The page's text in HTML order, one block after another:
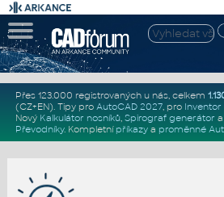
Přes 123.000 registrovaných u nás, celkem
(CZ+EN). Tipy pro AutoCAD 2027, pro Inventor
Nový Kalkulátor nosníků, Spirograf generátor a
Převodníky. Kompletní příkazya proměnné